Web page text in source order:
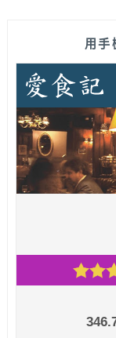
用手